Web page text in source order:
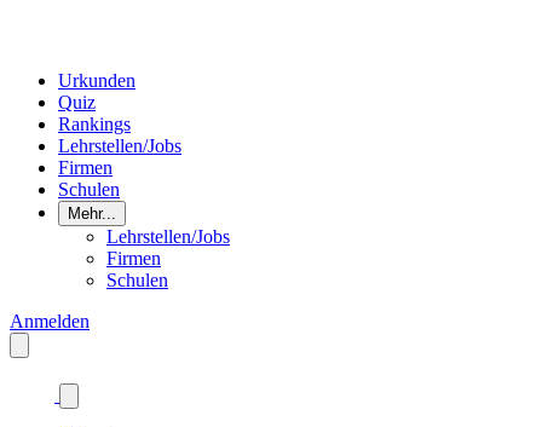
Urkunden
Quiz
Rankings
Lehrstellen/Jobs
Firmen
Schulen
Mehr...
Lehrstellen/Jobs
Firmen
Schulen
Anmelden